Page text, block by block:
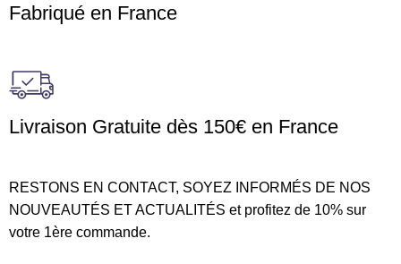
Fabriqué en France
Livraison Gratuite dès 150€ en France
RESTONS EN CONTACT, SOYEZ INFORMÉS DE NOS
NOUVEAUTÉS ET ACTUALITÉS et profitez de 10% sur
votre 1ère commande.